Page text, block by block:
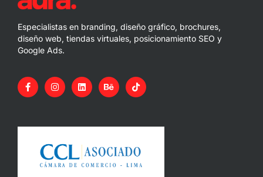
Especialistas en branding, diseño gráfico, brochures,
diseño web, tiendas virtuales, posicionamiento SEO y
Google Ads.